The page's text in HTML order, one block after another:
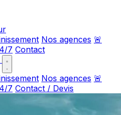
Nos agences 🚨
7 Contact
Nos agences 🚨
7 Contact / Devis